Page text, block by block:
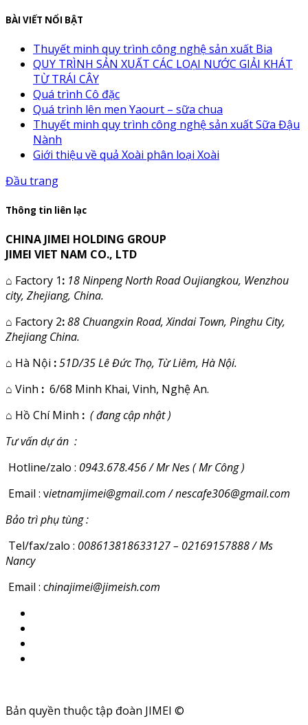
BÀI VIẾT NỔI BẬT
Thuyết minh quy trình công nghệ sản xuất Bia
QUY TRÌNH SẢN XUẤT CÁC LOẠI NƯỚC GIẢI KHÁT
TỪ TRÁI CÂY
Quá trình Cô đặc
Quá trình lên men Yaourt – sữa chua
Thuyết minh quy trình công nghệ sản xuất Sữa Đậu
Nành
Giới thiệu về quả Xoài phân loại Xoài
Đầu trang
Thông tin liên lạc
CHINA JIMEI HOLDING GROUP
JIMEI VIET NAM CO., LTD
⌂ Factory 1: 18 Ninpeng North Road Oujiangkou, Wenzhou
city, Zhejiang, China.
⌂ Factory 2:88 Chuangxin Road, Xindai Town, Pinghu City,
Zhejiang China.
⌂ Hà Nội :51D/35 Lê Đức Thọ, Từ Liêm, Hà Nội.
⌂ Vinh : 6/68 Minh Khai, Vinh, Nghệ An.
⌂ Hồ Chí Minh : ( đang cập nhật )
Tư vấn dự án :
Hotline/zalo : 0943.678.456 / Mr Nes ( Mr Công )
Email : vietnamjimei@gmail.com / nescafe306@gmail.com
Bảo trì phụ tùng :
Tel/fax/zalo : 008613818633127 – 02169157888 / Ms
Nancy
Email : chinajimei@jimeish.com
Bản quyền thuộc tập đoàn JIMEI ©